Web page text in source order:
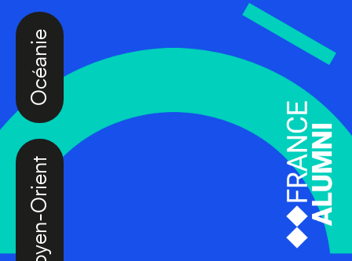
Moyen-Orient
Océanie